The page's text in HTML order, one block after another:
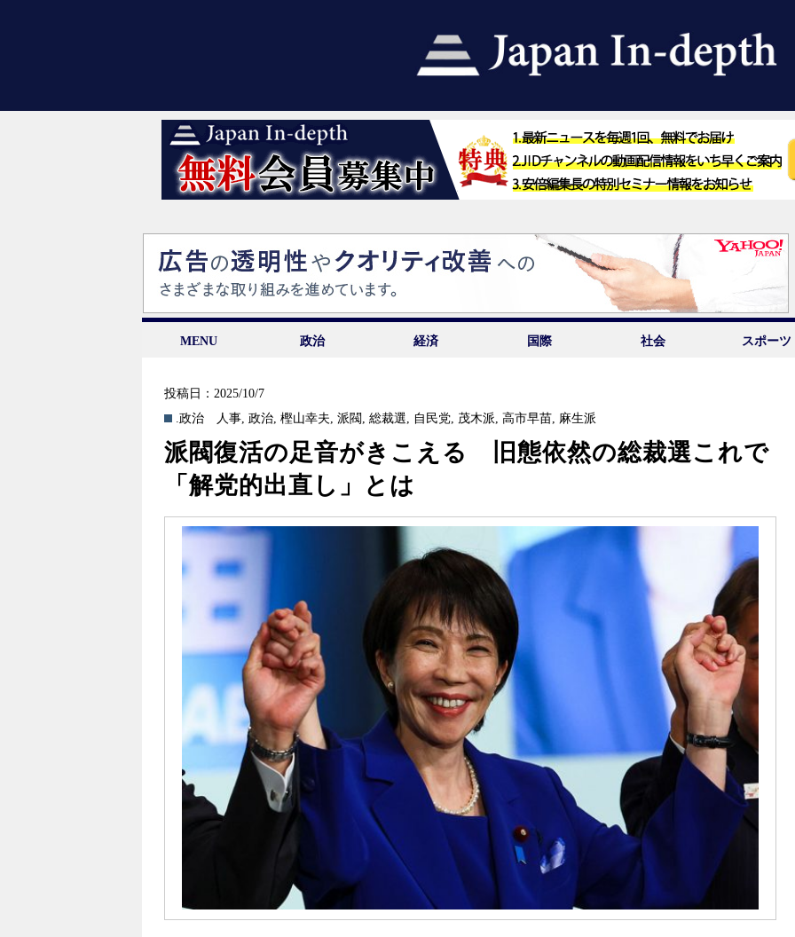
MENU 政治 経済 国際 社会 スポーツ
投稿日：2025/10/7
.政治
人事,政治,樫山幸夫,派閥,総裁選, 自民党, 茂木派,高市早苗, 麻生派
派閥復活の足音がきこえる 旧態依然の総裁選これで
「解党的出直し」とは